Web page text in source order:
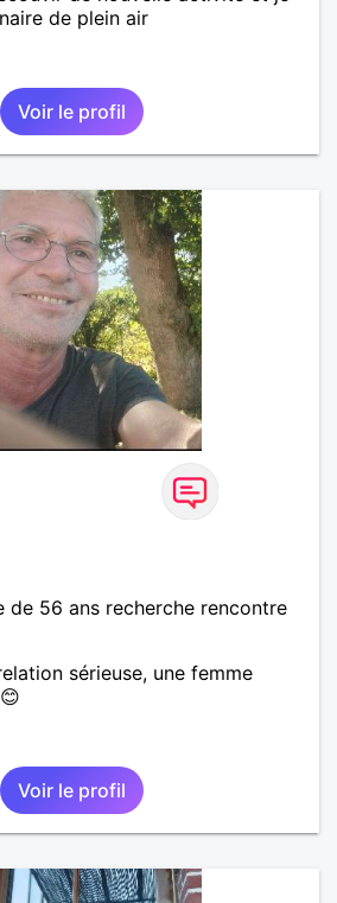
de plein air
Voir le profil
de 56 ans recherche rencontre
sérieuse, une femme
Voir le profil